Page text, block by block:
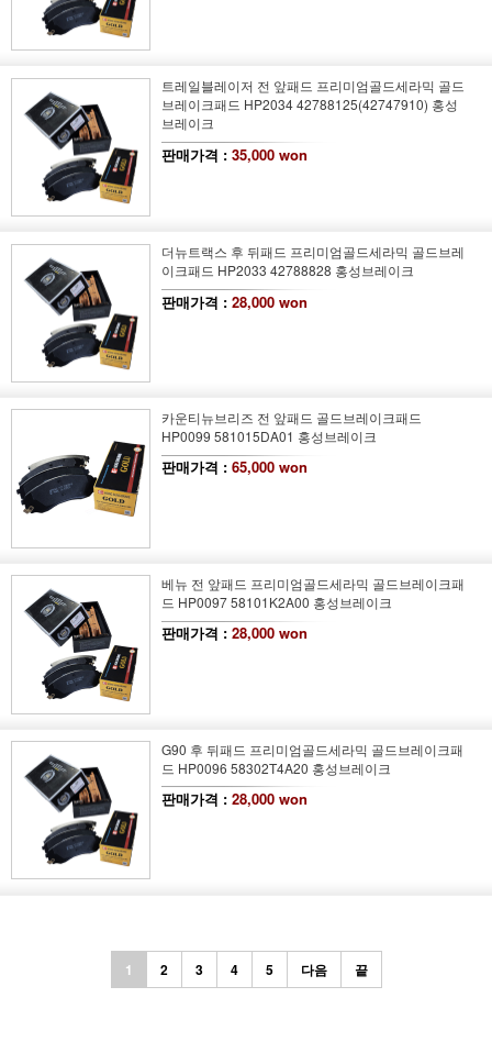
트레일블레이저 전 앞패드 프리미엄골드세라믹 골드
브레이크패드 HP2034 42788125(42747910) 홍성
브레이크
판매가격 : 35,000 won
더뉴트랙스 후 뒤패드 프리미엄골드세라믹 골드브레
이크패드 HP2033 42788828 홍성브레이크
판매가격 : 28,000 won
카운티뉴브리즈 전 앞패드 골드브레이크패드
HP0099 581015DA01 홍성브레이크
판매가격 : 65,000 won
베뉴 전 앞패드 프리미엄골드세라믹 골드브레이크패
드 HP0097 58101K2A00 홍성브레이크
판매가격 : 28,000 won
G90 후 뒤패드 프리미엄골드세라믹 골드브레이크패
드 HP0096 58302T4A20 홍성브레이크
판매가격 : 28,000 won
1 2 3 4 5 다음 끝